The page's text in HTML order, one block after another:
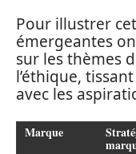
Pour illustrer
émergeantes
sur les thèmes
l’éthique,
avec les
Marque